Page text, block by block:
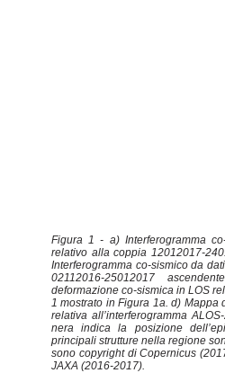
Figura 1 - a) Interferogramma
relativo alla coppia 12012017-
Interferogramma co-sismico da
02112016-25012017
deformazione co-sismica in LOS
1 mostrato in Figura 1a. d) Mappa
relativa all’interferogramma
nera indica la posizione
principali strutture nella regione
sono copyright di Copernicus
JAXA (2016-2017).